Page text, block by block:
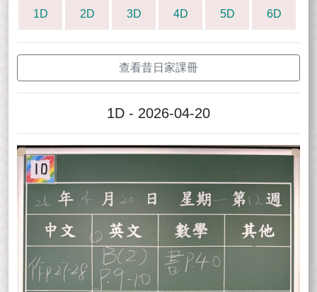
1D 2D 3D 4D 5D 6D
查看昔日家課冊
1D - 2026-04-20